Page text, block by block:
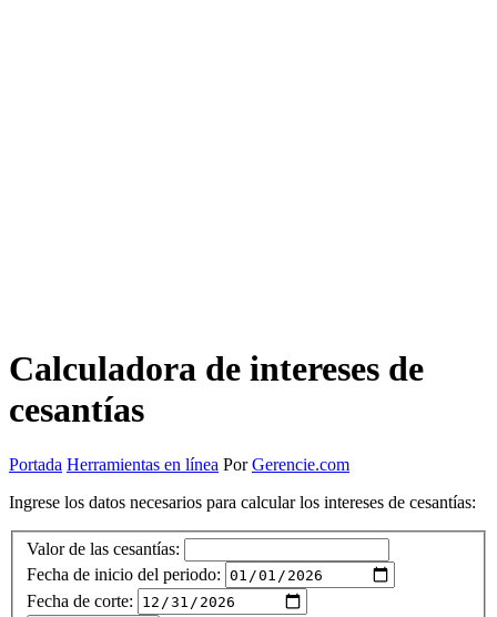
Calculadora de intereses de
cesantías
Portada Herramientas en línea PorGerencie.com
Ingrese los datos necesarios para calcular los intereses de cesantías:
Valor de las cesantías:
Fecha de inicio del periodo:
Fecha de corte: